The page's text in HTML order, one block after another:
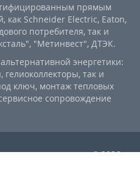
прямым
как Schneider Electric, Eaton,
потребителя, так и
"Метинвест", ДТЭК.
энергетики:
так и
ключ, монтаж тепловых
сопровождение
оптом и в розницу © 2026